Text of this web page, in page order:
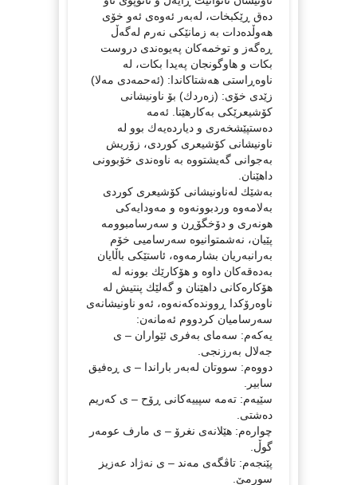
دەق ڕێكبخات، لەبەر ئەوەی ئەو خۆی
هەوڵدەدات بە زمانێكی نەرم لەگەڵ
ڕەگەز و توخمەكان پەیوەندی دروست
بكات و هاوگونجان پەیدا بكات، لە
ناوەڕاستی هەشتاكاندا: (ئەحمەدی مەلا)
زێدی خۆی: (زەردك) بۆ ناونیشانی
كۆشیعرێكی بەكارهێنا. ئەمە
دەستپێشخەری و دیاردەیەك بوو لە
ناونیشانی كۆشیعری كوردی، زۆریش
بەجوانی گەیشتووە بە ناوەندی خۆبوونی
داهێنان.
بەشێك لەناونیشانی كۆشیعری كوردی
بەلامەوە وردبوونەوە و مەودایەكی
هونەری و دۆخگۆڕن و سەرسامبوومە
پێیان، نەشمتوانیوە سەرسامیی خۆم
بەرانبەریان بشارمەوە، ئاستێكی باڵایان
بەدەقەكان داوە و هۆكارێك بوونە لە
هۆكارەكانی داهێنان و گەلێك پنتیش لە
ناوەرۆكدا ڕووندەكەنەوە، ئەو ناونیشانەی
سەرسامیان كردووم ئەمانەن:
یەكەم: سەمای بەفری ئێواران – ی
جەلال بەرزنجی.
دووەم: سووتان لەبەر باراندا – ی ڕەفیق
سابیر.
سێیەم: تەمە سپییەكانی ڕۆح – ی كەریم
دەشتی.
چوارەم: هێلانەی نغرۆ – ی مارف عومەر
گوڵ.
پێنجەم: تاڤگەی مەند – ی نەژاد عەزیز
سورمێ.